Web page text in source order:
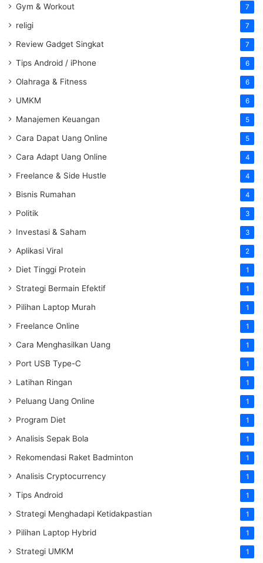
Gym & Workout 7
religi 7
Review Gadget Singkat 7
Tips Android / iPhone 6
Olahraga & Fitness 6
UMKM 6
Manajemen Keuangan 5
Cara Dapat Uang Online 5
Cara Adapt Uang Online 4
Freelance & Side Hustle 4
Bisnis Rumahan 4
Politik 3
Investasi & Saham 3
Aplikasi Viral 2
Diet Tinggi Protein 1
Strategi Bermain Efektif 1
Pilihan Laptop Murah 1
Freelance Online 1
Cara Menghasilkan Uang 1
Port USB Type-C 1
Latihan Ringan 1
Peluang Uang Online 1
Program Diet 1
Analisis Sepak Bola 1
Rekomendasi Raket Badminton 1
Analisis Cryptocurrency 1
Tips Android 1
Strategi Menghadapi Ketidakpastian 1
Pilihan Laptop Hybrid 1
Strategi UMKM 1